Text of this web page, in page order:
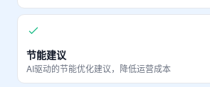
节能建议
AI驱动的节能优化建议，降低运营成本